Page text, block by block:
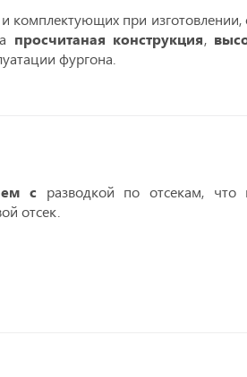
комплектующих при
просчитаная конструкция,
фургона.
с разводкой по отсекам, что
отсек.